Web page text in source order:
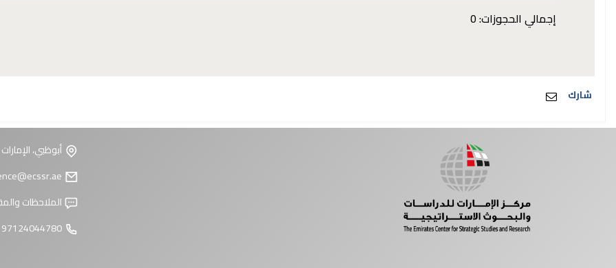
إجمالي الحجوزات: 0
شارك
أبوظبي،
الملاحظات